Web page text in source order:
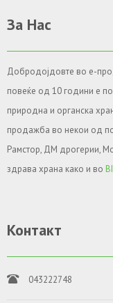
За Нас
Добродојдовте во е-
повеќе од 10 години е
природна и органска
продажба во некои од
Рамстор, ДМ дрогерии,
здрава храна како и во
Контакт
043222748